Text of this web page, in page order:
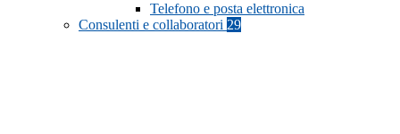
Telefono e posta elettronica
Consulenti e collaboratori 29